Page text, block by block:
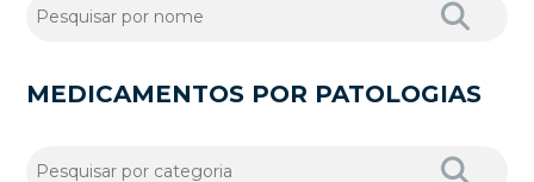
MEDICAMENTOS POR PATOLOGIAS